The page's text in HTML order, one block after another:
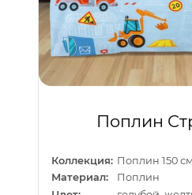
Поплин
Коллекция: Поплин 150
Материал:
Поплин